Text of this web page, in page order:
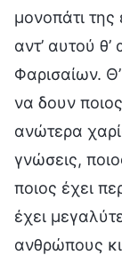
μονοπάτι
αντ’ αυτού
Φαρισαίων.
να δουν
ανώτερα
γνώσεις,
ποιος έχει
έχει
ανθρώπους